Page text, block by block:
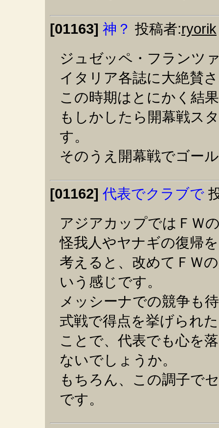
[01163] 神？ 投稿者:ryorik
ジュゼッペ・フランツ
イタリア各誌に大絶賛
この時期はとにかく結
もしかしたら開幕戦ス
す。
そのうえ開幕戦でゴー
[01162] 代表でクラブで
アジアカップではＦＷ
怪我人やヤナギの復帰を
考えると、改めてＦＷ
いう感じです。
メッシーナでの競争も
式戦で得点を挙げられた
ことで、代表でも心を
ないでしょうか。
もちろん、この調子で
です。